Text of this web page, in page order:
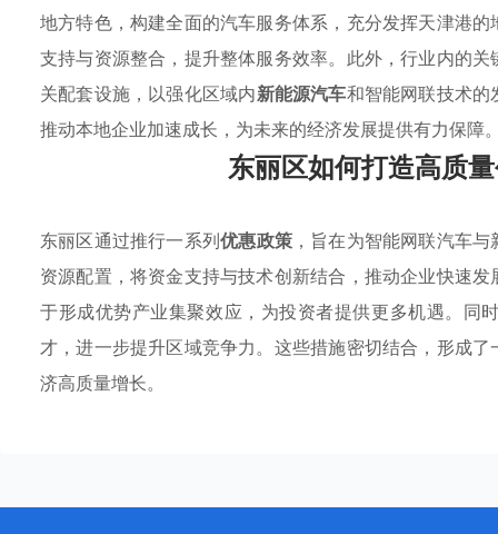
地方特色，构建全面的汽车服务体系，充分发挥天津港
支持与资源整合，提升整体服务效率。此外，行业内的
关配套设施，以强化区域内新能源汽车和智能网联技术
推动本地企业加速成长，为未来的经济发展提供有力保障
东丽区如何打造高质
东丽区通过推行一系列优惠政策，旨在为智能网联汽车
资源配置，将资金支持与技术创新结合，推动企业快速
于形成优势产业集聚效应，为投资者提供更多机遇。同
才，进一步提升区域竞争力。这些措施密切结合，形成
济高质量增长。